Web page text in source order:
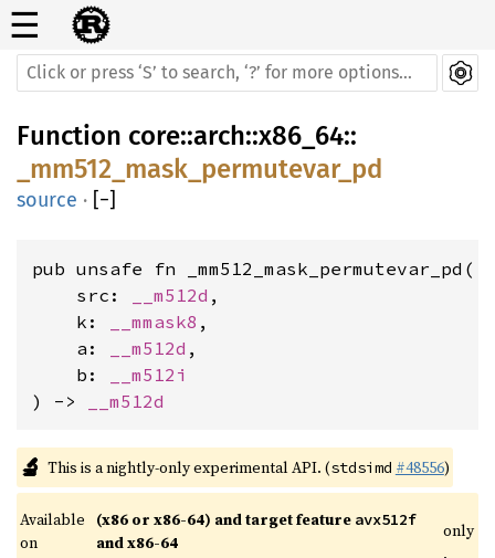
☰
Function core::arch::x86_64::
_mm512_mask_permutevar_pd
source · [−]
pub unsafe fn _mm512_mask_permutevar_pd(
    src:
__m512d ,
    k:
__mmask8 ,
    a:
__m512d ,
    b:
__m512i
) ->
__m512d
🔬 This is a nightly-only experimental API. (stdsimd #48556)
Available
on
(x86 or x86-64) and target feature avx512f
and x86-64
only
.